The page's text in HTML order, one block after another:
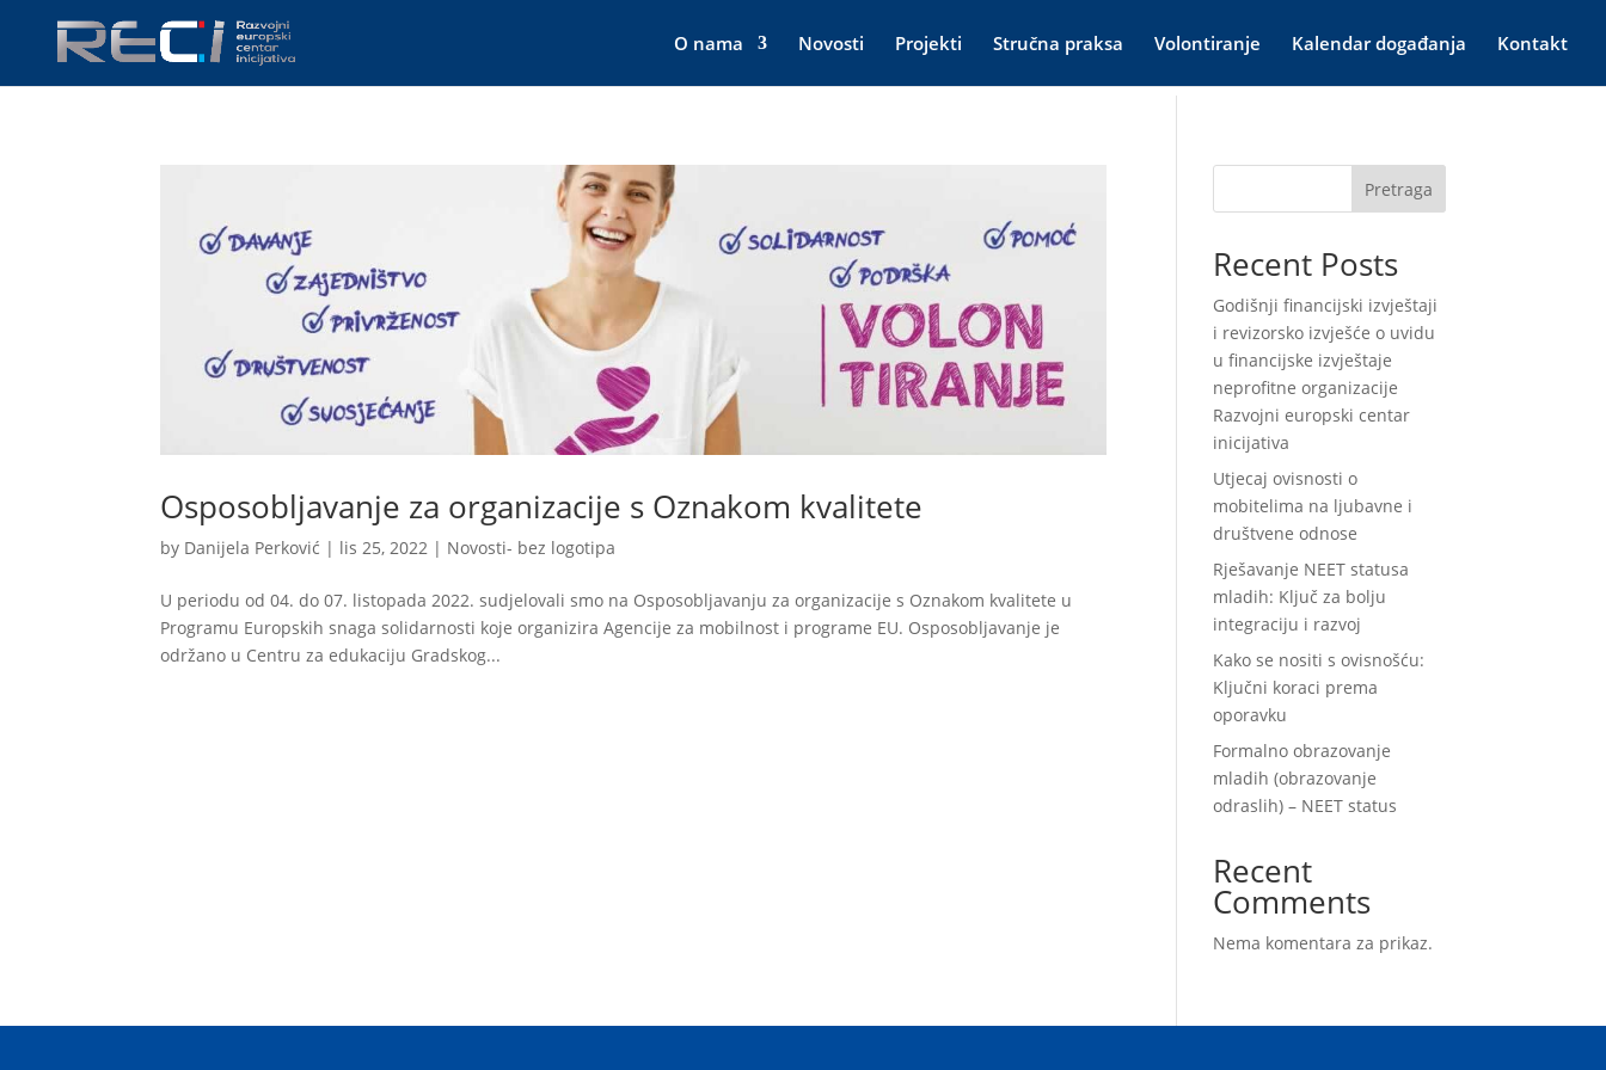
O nama Novosti Projekti Stručna praksa Volontiranje Kalendar događanja Kontakt
Osposobljavanje za organizacije s Oznakom kvalitete
by Danijela Perković | lis 25, 2022 | Novosti- bez logotipa
U periodu od 04. do 07. listopada 2022. sudjelovali smo na Osposobljavanju za organizacije s Oznakom kvalitete u
Programu Europskih snaga solidarnosti koje organizira Agencije za mobilnost i programe EU. Osposobljavanje je
održano u Centru za edukaciju Gradskog...
Pretraga
Recent Posts
Godišnji financijski izvještaji
i revizorsko izvješće o uvidu
u financijske izvještaje
neprofitne organizacije
Razvojni europski centar
inicijativa
Utjecaj ovisnosti o
mobitelima na ljubavne i
društvene odnose
Rješavanje NEET statusa
mladih: Ključ za bolju
integraciju i razvoj
Kako se nositi s ovisnošću:
Ključni koraci prema
oporavku
Formalno obrazovanje
mladih (obrazovanje
odraslih) – NEET status
Recent
Comments
Nema komentara za prikaz.